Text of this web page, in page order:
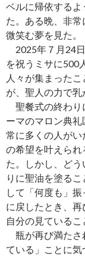
ベルに帰依する
た。ある晩、非
微笑む夢を見た。
2025年７月24
を祝うミサに500
人々が集まった
が、聖人の力で乳
聖餐式の終わり
ーマのマロン典
常に多くの人が
の希望を叶えら
た。しかし、ど
りに聖油を塗る
して「何度も」
に戻したとき、再
自分の見ているこ
瓶が再び満た
ている」ことに